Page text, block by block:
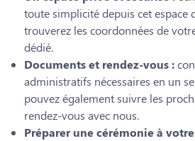
toute simplicité depuis cet espace
trouverez les coordonnées de
dédié.
Documents et rendez-vous :
administratifs nécessaires en un
pouvez également suivre les
rendez-vous avec nous.
Préparer une cérémonie à